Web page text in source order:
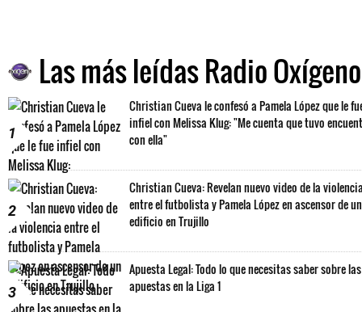
Las más leídas Radio Oxígeno
1
Christian Cueva le confesó a Pamela López que le
infiel con Melissa Klug: "Me cuenta que tuvo
con ella"
2
Christian Cueva: Revelan nuevo video de la
entre el futbolista y Pamela López en ascensor de un
edificio en Trujillo
3
Apuesta Legal: Todo lo que necesitas saber sobre las
apuestas en la Liga 1